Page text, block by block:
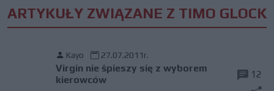
ARTYKUŁY ZWIĄZANE Z TIMO GLOCK
Kayo 27.07.2011r.
Virgin nie śpieszy się z wyborem
kierowców
12